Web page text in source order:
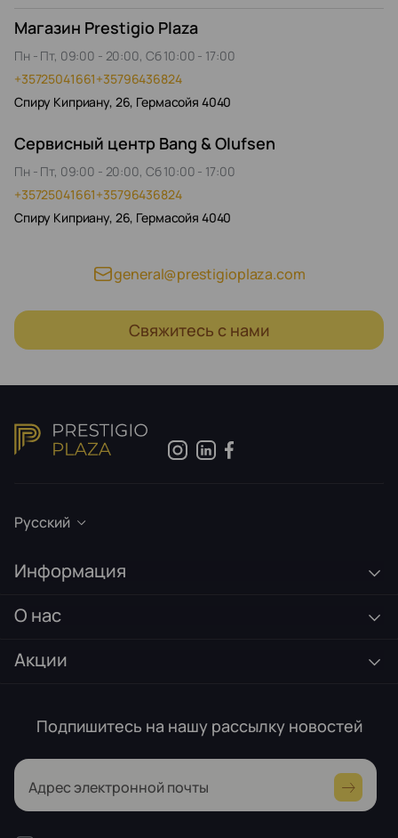
Магазин Prestigio Plaza
Пн - Пт, 09:00 - 20:00, Сб 10:00 - 17:00
+35725041661+35796436824
Спиру Киприану, 26, Гермасойя 4040
Сервисный центр Bang & Olufsen
Пн - Пт, 09:00 - 20:00, Сб 10:00 - 17:00
+35725041661+35796436824
Спиру Киприану, 26, Гермасойя 4040
general@prestigioplaza.com
Свяжитесь с нами
Русский
Информация
О нас
Акции
Подпишитесь на нашу рассылку новостей
Адрес электронной почты